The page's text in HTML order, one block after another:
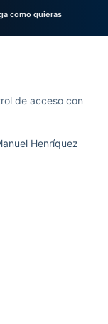
como quieras
de acceso con
Henríquez